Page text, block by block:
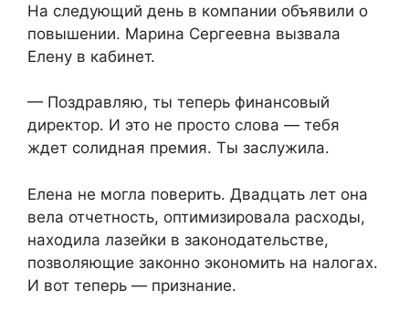
На следующий день в компании объявили о
повышении. Марина Сергеевна вызвала
Елену в кабинет.
— Поздравляю, ты теперь финансовый
директор. И это не просто слова — тебя
ждет солидная премия. Ты заслужила.
Елена не могла поверить. Двадцать лет она
вела отчетность, оптимизировала расходы,
находила лазейки в законодательстве,
позволяющие законно экономить на налогах.
И вот теперь — признание.